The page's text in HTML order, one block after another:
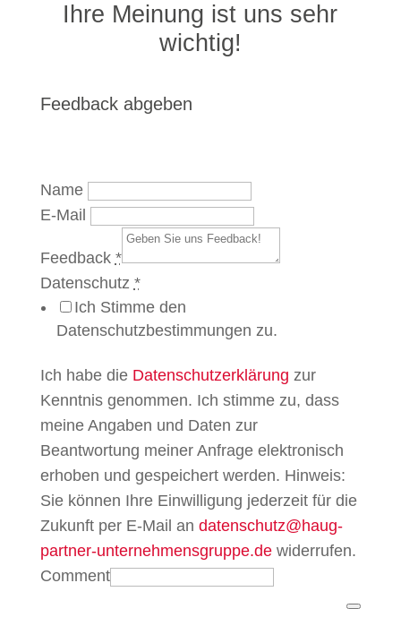
Ihre Meinung ist uns sehr
wichtig!
Feedback abgeben
Name
E-Mail
Feedback *
Datenschutz *
Ich Stimme den
Datenschutzbestimmungen zu.
Ich habe die Datenschutzerklärung zur
Kenntnis genommen. Ich stimme zu, dass
meine Angaben und Daten zur
Beantwortung meiner Anfrage elektronisch
erhoben und gespeichert werden. Hinweis:
Sie können Ihre Einwilligung jederzeit für die
Zukunft per E-Mail an datenschutz@haug-
partner-unternehmensgruppe.dewiderrufen.
Comment